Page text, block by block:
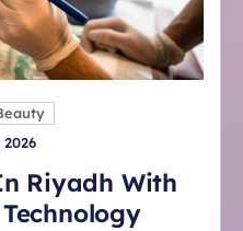
Riyadh With